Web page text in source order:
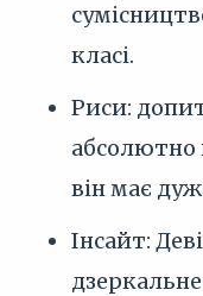
класі.
Риси:
абсолютно
він має
Інсайт: